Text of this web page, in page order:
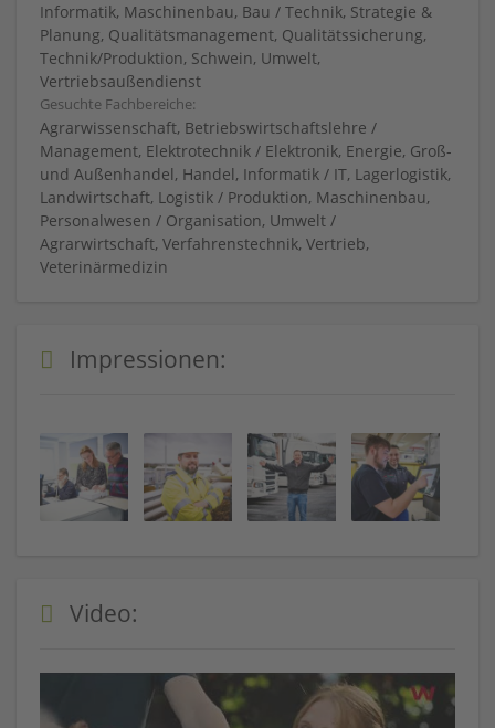
Informatik, Maschinenbau, Bau / Technik, Strategie &
Planung, Qualitätsmanagement, Qualitätssicherung,
Technik/Produktion, Schwein, Umwelt,
Vertriebsaußendienst
Gesuchte Fachbereiche:
Agrarwissenschaft, Betriebswirtschaftslehre /
Management, Elektrotechnik / Elektronik, Energie, Groß-
und Außenhandel, Handel, Informatik / IT, Lagerlogistik,
Landwirtschaft, Logistik / Produktion, Maschinenbau,
Personalwesen / Organisation, Umwelt /
Agrarwirtschaft, Verfahrenstechnik, Vertrieb,
Veterinärmedizin
Impressionen:
Video: